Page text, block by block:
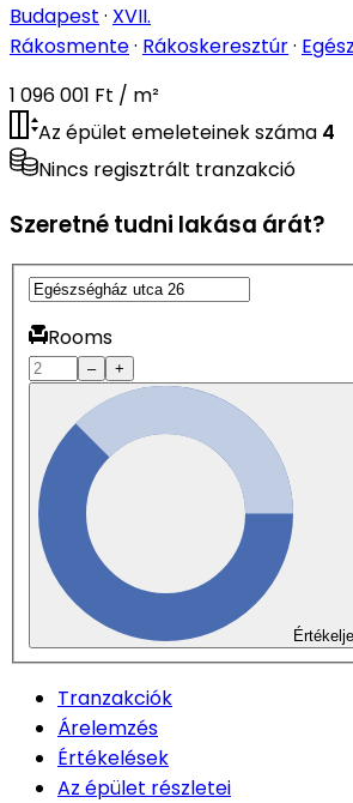
Budapest · XVII.
Rákosmente· Rákoskeresztúr·
1 096 001 Ft / m²
Az épület emeleteinek száma 4
Nincs regisztrált tranzakció
Szeretné tudni lakása árát?
Rooms
– +
Tranzakciók
Árelemzés
Értékelések
Az épület részletei